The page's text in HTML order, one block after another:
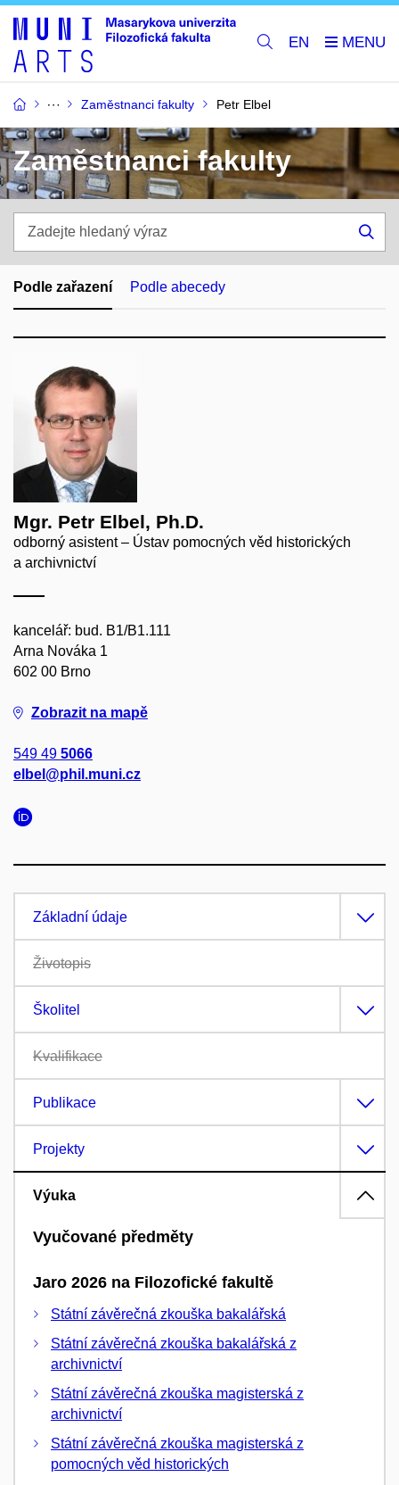
EN
Zaměstnanci fakulty Petr Elbel
Zaměstnanci fakulty
hledaný
výraz
Podle zařazení Podle abecedy
Mgr. Petr Elbel, Ph.D.
odborný asistent – Ústav pomocných věd historických
a archivnictví
kancelář: bud. B1/B1.111
Arna Nováka 1
602 00 Brno
Zobrazit na mapě
549 49 5066
elbel@phil.muni.cz
Základní údaje
Životopis
Školitel
Kvalifikace
Publikace
Projekty
Výuka
Vyučované předměty
Jaro 2026 na Filozofické fakultě
Státní závěrečná zkouška bakalářská
Státní závěrečná zkouška bakalářská z
archivnictví
Státní závěrečná zkouška magisterská z
archivnictví
Státní závěrečná zkouška magisterská z
pomocných věd historických